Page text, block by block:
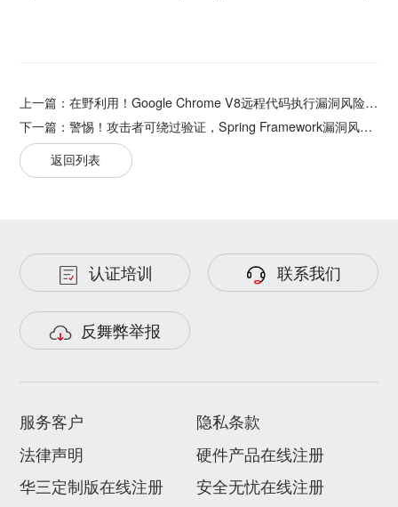
上一篇：在野利用！Google Chrome V8远程代码执行漏洞风险通告
下一篇：警惕！攻击者可绕过验证，Spring Framework漏洞风险通告
返回列表
认证培训 联系我们
反舞弊举报
服务客户
隐私条款
法律声明
硬件产品在线注册
华三定制版在线注册
安全无忧在线注册